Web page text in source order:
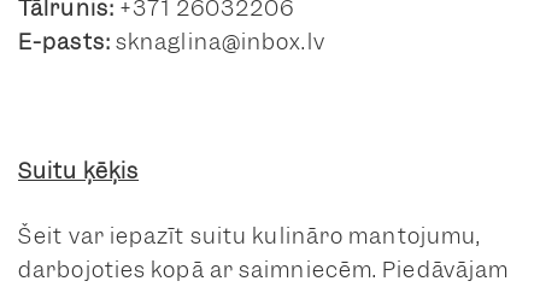
Tālrunis: +371 26032206
E-pasts: sknaglina@inbox.lv
Suitu ķēķis
Šeit var iepazīt suitu kulināro mantojumu,
darbojoties kopā ar saimniecēm. Piedāvājam